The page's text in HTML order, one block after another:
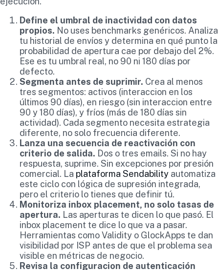
Define el umbral de inactividad con datos
propios. No uses benchmarks genéricos. Analiza
tu historial de envíos y determina en qué punto la
probabilidad de apertura cae por debajo del 2%.
Ese es tu umbral real, no 90 ni 180 días por
defecto.
Segmenta antes de suprimir. Crea al menos
tres segmentos: activos (interaccion en los
últimos 90 días), en riesgo (sin interaccion entre
90 y 180 días), y fríos (más de 180 días sin
actividad). Cada segmento necesita estrategia
diferente, no solo frecuencia diferente.
Lanza una secuencia de reactivación con
criterio de salida. Dos o tres emails. Si no hay
respuesta, suprime. Sin excepciones por presión
comercial. La plataforma Sendability automatiza
este ciclo con lógica de supresión integrada,
pero el criterio lo tienes que definir tú.
Monitoriza inbox placement, no solo tasas de
apertura. Las aperturas te dicen lo que pasó. El
inbox placement te dice lo que va a pasar.
Herramientas como Validity o GlockApps te dan
visibilidad por ISP antes de que el problema sea
visible en métricas de negocio.
Revisa la configuracion de autenticación